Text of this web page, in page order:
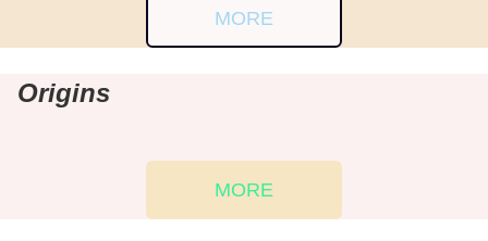
MORE
Origins
MORE